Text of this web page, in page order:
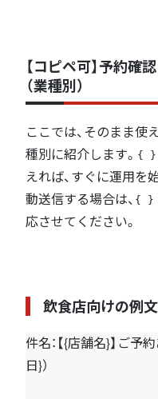
【コピペ可】予約確
（業種別）
ここでは、そのまま
種別に紹介します。 { }
えれば、すぐに運用を
動送信する場合は、 { }
応させてください。
飲食店向けの例文
件名：【{店舗名}】ご予
日}）